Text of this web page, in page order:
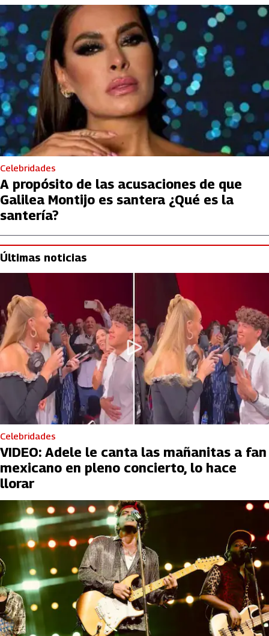
Celebridades
A propósito de las acusaciones de que
Galilea Montijo es santera ¿Qué es la
santería?
Últimas noticias
Celebridades
VIDEO: Adele le canta las mañanitas a fan
mexicano en pleno concierto, lo hace
llorar